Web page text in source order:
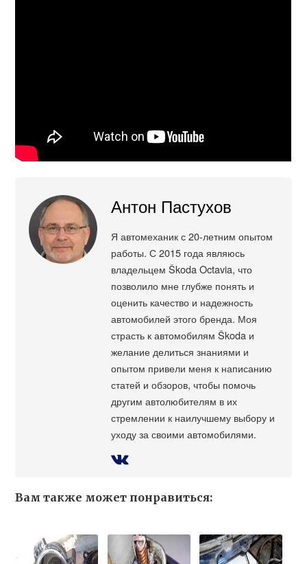
Антон Пастухов
Я автомеханик с 20-летним опытом
работы. С 2015 года являюсь
владельцем Škoda Octavia, что
позволило мне глубже понять и
оценить качество и надежность
автомобилей этого бренда. Моя
страсть к автомобилям Škoda и
желание делиться знаниями и
опытом привели меня к написанию
статей и обзоров, чтобы помочь
другим автолюбителям в их
стремлении к наилучшему выбору и
уходу за своими автомобилями.
Вам также может понравиться: